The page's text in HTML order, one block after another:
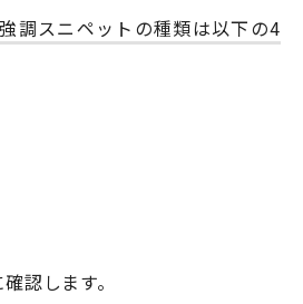
強調スニペットの種類は以下の4
認します。